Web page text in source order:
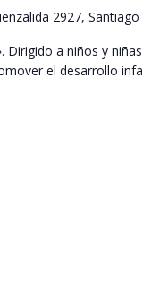
2927, Santiago
Dirigido a niños y
el desarrollo